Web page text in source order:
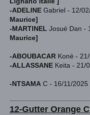
-ADELINE Gabriel - 12/
Maurice]
-MARTINEL Josué Dan -
Maurice]
-ABOUBACAR Koné -
-ALLASSANE Keita - 21/
-NTSAMA C - 16/11/2025
12-Gutter Orange